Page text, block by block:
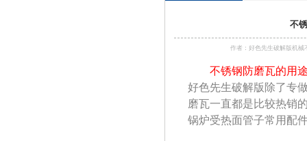
不
作者：好色先生破解版机
不锈钢防磨瓦的用
好色先生破解版除了专
磨瓦一直都是比较热销的
锅炉受热面管子常用配件